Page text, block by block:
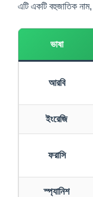
এটি একটি বহুজাতিক
ভাষা
আরবি
ইংরেজি
ফরাসি
স্প্যানিশ